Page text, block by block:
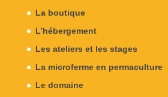
La boutique
L’hébergement
Les ateliers et les stages
La microferme en permaculture
Le domaine